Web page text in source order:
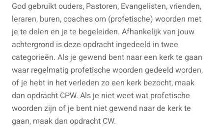
God gebruikt ouders, Pastoren, Evangelisten, vrienden,
leraren, buren, coaches om (profetische) woorden met
je te delen en je te begeleiden. Afhankelijk van jouw
achtergrond is deze opdracht ingedeeld in twee
categorieën. Als je gewend bent naar een kerk te gaan
waar regelmatig profetische woorden gedeeld worden,
of je hebt in het verleden zo een kerk bezocht, maak
dan opdracht CPW. Als je niet weet wat profetische
woorden zijn of je bent niet gewend naar de kerk te
gaan, maak dan opdracht CW.